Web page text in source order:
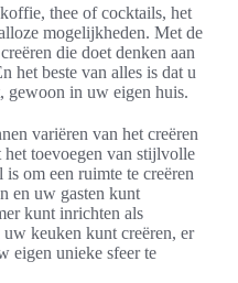
thee of cocktails, het
mogelijkheden. Met de
die doet denken aan
het beste van alles is dat u
gewoon in uw eigen huis.
variëren van het creëren
toevoegen van stijlvolle
is om een ruimte te creëren
en uw gasten kunt
kunt inrichten als
keuken kunt creëren, er
eigen unieke sfeer te